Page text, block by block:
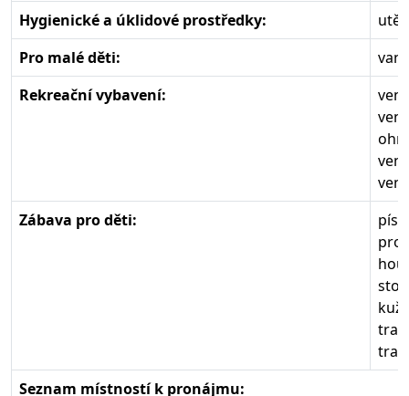
Hygienické a úklidové prostředky:
Pro malé děti:
Rekreační vybavení:
Zábava pro děti:
Seznam místností k pronájmu: